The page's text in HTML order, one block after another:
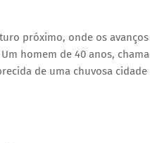
próximo, onde os
homem de 40 anos,
de uma chuvosa cidade